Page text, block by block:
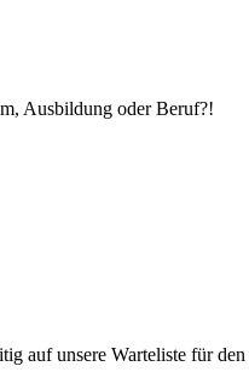
Aus­bildung oder Beruf?!
auf unsere Warte­liste für